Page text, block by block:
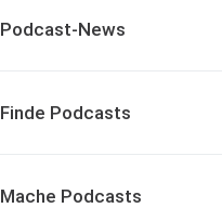
Podcast-News
Finde Podcasts
Mache Podcasts